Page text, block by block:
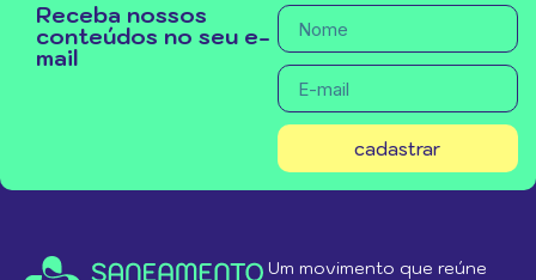
Receba nossos
conteúdos no seu e-
mail
cadastrar
Um movimento que reúne